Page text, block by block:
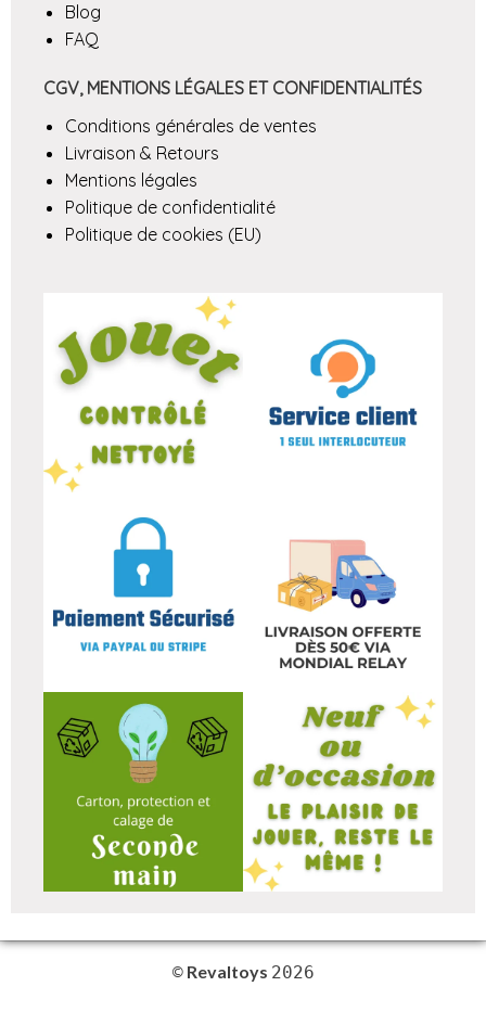
Blog
FAQ
CGV, MENTIONS LÉGALES ET CONFIDENTIALITÉS
Conditions générales de ventes
Livraison & Retours
Mentions légales
Politique de confidentialité
Politique de cookies (EU)
© Revaltoys 2026